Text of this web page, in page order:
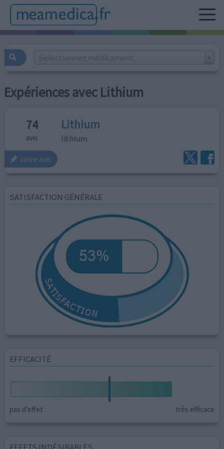
Sélectionnez médicament...
Expériences avec Lithium
74
avis
Lithium
lithium
votre avis
SATISFACTION GÉNÉRALE
EFFICACITÉ
pas d'effet très efficace